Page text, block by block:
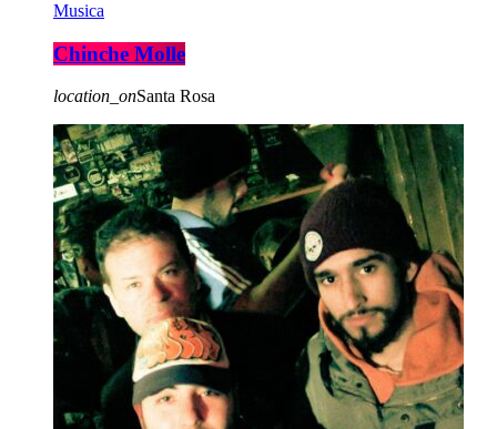
Musica
Chinche Molle
location_onSanta Rosa